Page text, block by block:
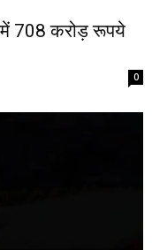
708 करोड़ रूपये
0